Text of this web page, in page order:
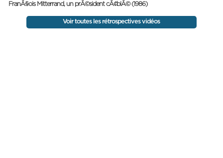
FranÃ§ois Mitterrand, un prÃ©sident cÃ¢blÃ© (1986)
Voir toutes les rétrospectives vidéos